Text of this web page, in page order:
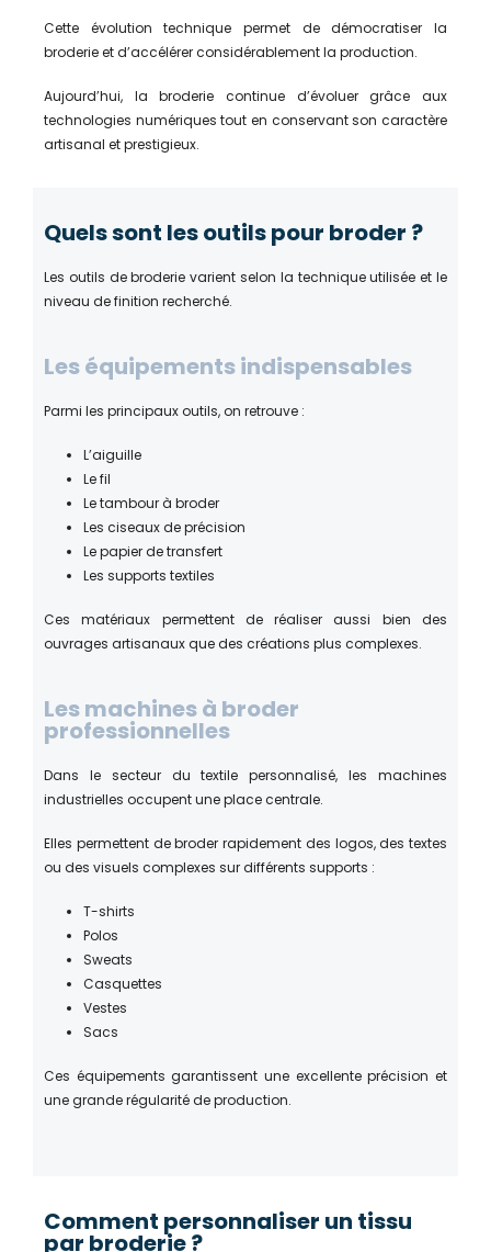
Cette évolution technique permet de démocratiser la
broderie et d’accélérer considérablement la production.
Aujourd’hui, la broderie continue d’évoluer grâce aux
technologies numériques tout en conservant son caractère
artisanal et prestigieux.
Quels sont les outils pour broder ?
Les outils de broderie varient selon la technique utilisée et le
niveau de finition recherché.
Les équipements indispensables
Parmi les principaux outils, on retrouve :
L’aiguille
Le fil
Le tambour à broder
Les ciseaux de précision
Le papier de transfert
Les supports textiles
Ces matériaux permettent de réaliser aussi bien des
ouvrages artisanaux que des créations plus complexes.
Les machines à broder
professionnelles
Dans le secteur du textile personnalisé, les machines
industrielles occupent une place centrale.
Elles permettent de broder rapidement des logos, des textes
ou des visuels complexes sur différents supports :
T-shirts
Polos
Sweats
Casquettes
Vestes
Sacs
Ces équipements garantissent une excellente précision et
une grande régularité de production.
Comment personnaliser un tissu
par broderie ?